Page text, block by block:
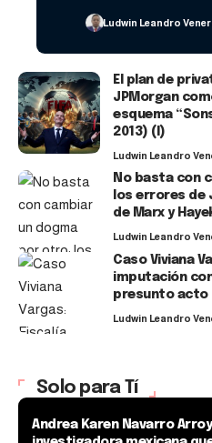
Ludwin Leandro
El plan de
JPMorgan
esquema
2013) (I)
Ludwin Leandro
No basta con
los errores de
de Marx y
Ludwin Leandro
Caso Viviana
imputación
presunto acto
Ludwin Leandro
Solo para Tí
Andrea Karen Navarro